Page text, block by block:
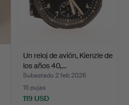
Un reloj de avión, Kienzle de
los años 40,…
Subastado 2 feb 2026
15 pujas
119 USD